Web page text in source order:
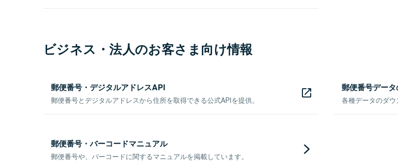
ビジネス・法人のお客さま向け情報
郵便番号・デジタルアドレスAPI
郵便番号とデジタルアドレスから住所を取得できる公式APIを提供。
郵便番号デー
各種データのダウ
郵便番号・バーコードマニュアル
郵便番号や、バーコードに関するマニュアルを掲載しています。